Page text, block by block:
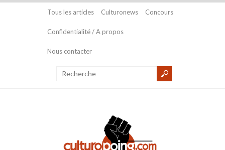
Tous les articles Culturonews Concours
Confidentialité / A propos
Nous contacter